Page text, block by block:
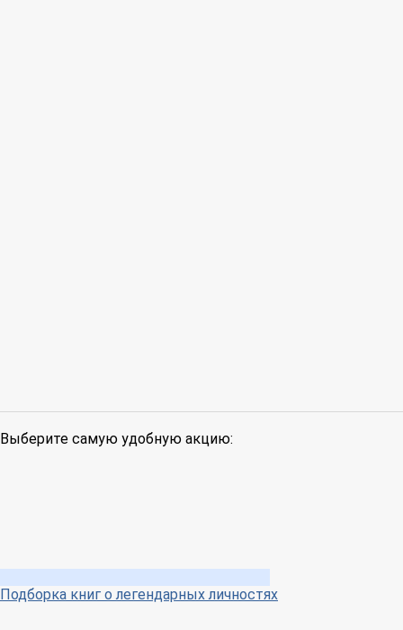
Выберите самую удобную акцию:
Подборка книг о легендарных личностях